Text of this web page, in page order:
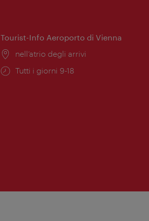
Tourist-Info Aeroporto di Vienna
Posizione:
nell’atrio degli arrivi
Orari
Tutti i giorni 9-18